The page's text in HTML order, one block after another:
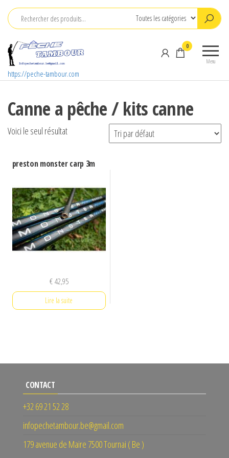
Aller
https://peche-tambour.com
Menu
0
Canne a pêche / kits canne
Voici le seul résultat
preston monster carp 3m
€42,95
Lire la suite
CONTACT
+32 69 21 52 28
infopechetambour.be@gmail.com
179 avenue de Maire 7500 Tournai ( Be )